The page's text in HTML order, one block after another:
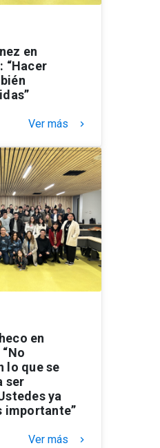
en
“Hacer
Ver más keyboard_arrow_right
en
lo que se
ser
ya
importante”
Ver más keyboard_arrow_right